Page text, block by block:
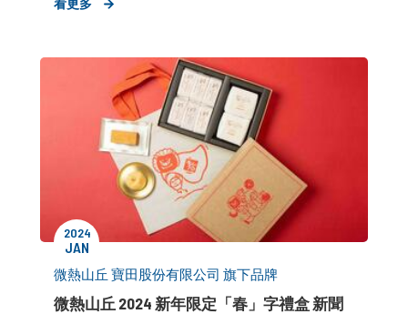
2024
JAN
微熱山丘 寶田股份有限公司 旗下品牌
微熱山丘 2024 新年限定「春」字禮盒 新聞